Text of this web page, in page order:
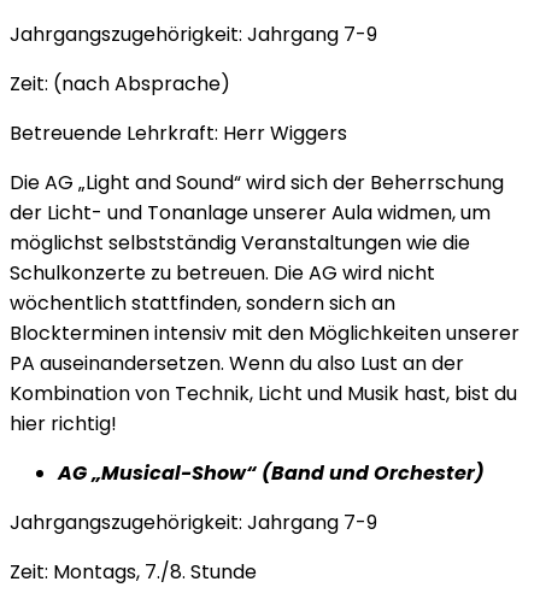
Jahrgangszugehörigkeit: Jahrgang 7-9
Zeit: (nach Absprache)
Betreuende Lehrkraft: Herr Wiggers
Die AG „Light and Sound“ wird sich der Beherrschung
der Licht- und Tonanlage unserer Aula widmen, um
möglichst selbstständig Veranstaltungen wie die
Schulkonzerte zu betreuen. Die AG wird nicht
wöchentlich stattfinden, sondern sich an
Blockterminen intensiv mit den Möglichkeiten unserer
PA auseinandersetzen. Wenn du also Lust an der
Kombination von Technik, Licht und Musik hast, bist du
hier richtig!
AG „Musical-Show“ (Band und Orchester)
Jahrgangszugehörigkeit: Jahrgang 7-9
Zeit: Montags, 7./8. Stunde